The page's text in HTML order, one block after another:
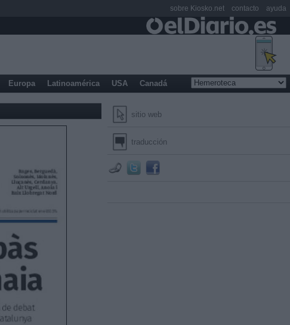
Europa Latinoamérica USA Canadá
sitio web
traducción
sobre Kiosko.net contacto ayuda